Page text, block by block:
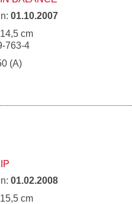
01.10.2007
cm
763-4
(A)
01.02.2008
cm